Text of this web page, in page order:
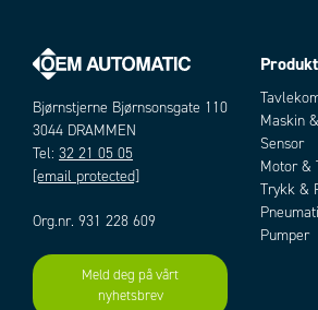
Bjørnstjerne Bjørnsonsgate 110
3044 DRAMMEN
Tel: 32 21 05 05
[email protected]
Org.nr. 931 228 609
Meld deg på vårt
nyhetsbrev
Maskin
Sensor
Motor &
Trykk &
Pumper